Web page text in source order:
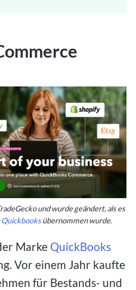
und wurde geändert, als es
Quickbooksübernommen wurde.
Marke QuickBooks
Vor einem Jahr kaufte
für Bestands- und